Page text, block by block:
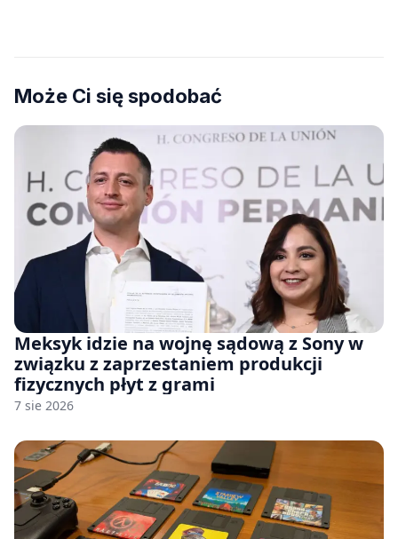
Może Ci się spodobać
Meksyk idzie na wojnę sądową z Sony w
związku z zaprzestaniem produkcji
fizycznych płyt z grami
7 sie 2026